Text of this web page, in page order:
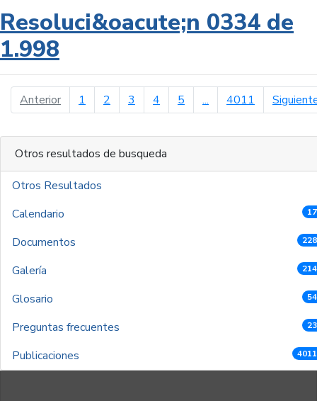
Resoluci&oacute;n 0334 de
1.998
Anteriorpágina anterior
1 2 3 4 5 ... 4011
Otros resultados de busqueda
Otros Resultados
Calendario
Documentos
Galería
Glosario
Preguntas frecuentes
Publicaciones